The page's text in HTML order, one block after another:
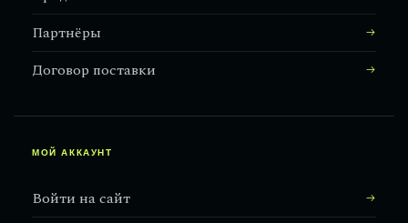
Партнёры
Договор поставки
МОЙ АККАУНТ
Войти на сайт